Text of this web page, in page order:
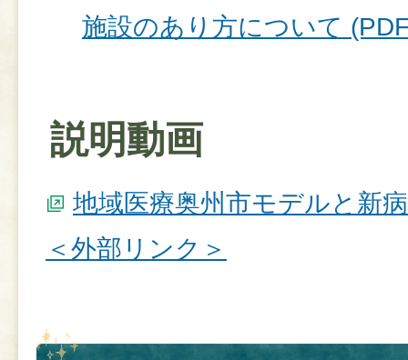
施設のあり方について
説明動画
地域医療奥州市モデルと新
＜外部リンク＞